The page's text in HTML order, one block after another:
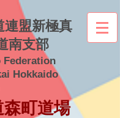
連盟新極真
南支部
Federation
Hokkaido
森町道場